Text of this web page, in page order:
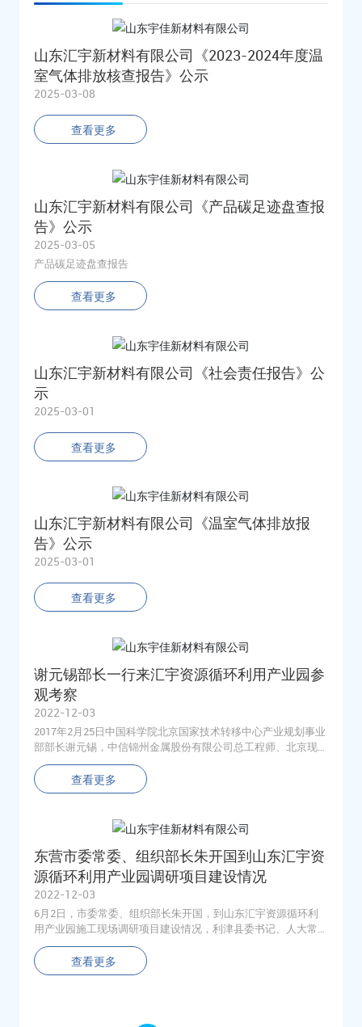
山东汇宇新材料有限公司《2023-2024年度温
室气体排放核查报告》公示
2025-03-08
查看更多
山东汇宇新材料有限公司《产品碳足迹盘查报
告》公示
2025-03-05
产品碳足迹盘查报告
查看更多
山东汇宇新材料有限公司《社会责任报告》公
示
2025-03-01
查看更多
山东汇宇新材料有限公司《温室气体排放报
告》公示
2025-03-01
查看更多
谢元锡部长一行来汇宇资源循环利用产业园参
观考察
2022-12-03
2017年2月25日中国科学院北京国家技术转移中心产业规划事业
部部长谢元锡，中信锦州金属股份有限公司总工程师、北京现
代产业规划研究院院长王华亭，中国航天科技集团军民融合中
心军民融合处处长魏振达，在利津县委常委、副县长张和森，
县科技局长扈长青，滨海开发区副主任毕远峰等领导的陪同下
情接待了考察团一行。
查看更多
东营市委常委、组织部长朱开国到山东汇宇资
源循环利用产业园调研项目建设情况
2022-12-03
6月2日，市委常委、组织部长朱开国，到山东汇宇资源循环利
用产业园施工现场调研项目建设情况，利津县委书记、人大常
委会主任杜振波陪同。
查看更多